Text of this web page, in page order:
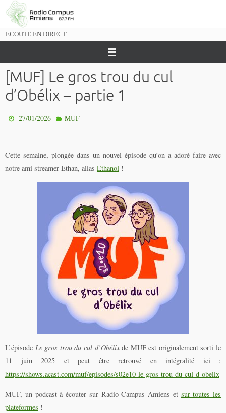
Passer
vers
ECOUTE EN DIRECT
[MUF] Le gros trou du cul
d’Obélix – partie 1
27/01/2026 MUF
Cette semaine, plongée dans un nouvel épisode qu’on a adoré faire avec
notre ami streamer Ethan, alias Ethanol !
L’épisode Le gros trou du cul d’Obélixde MUF est originalement sorti le
11 juin 2025 et peut être retrouvé en intégralité ici :
https://shows.acast.com/muf/episodes/s02e10-le-gros-trou-du-cul-d-obelix
MUF, un podcast à écouter sur Radio Campus Amiens et sur toutes les
plateformes !